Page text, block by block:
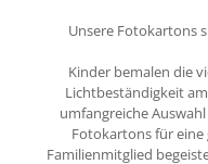
Unsere Fotokartons
Kinder bemalen die
Lichtbeständigkeit
umfangreiche
Fotokartons für eine
Familienmitglied